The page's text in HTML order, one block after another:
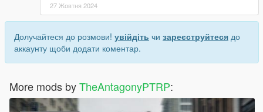
27 Жовтня 2024
Долучайтеся до розмови! увійдіть чи зареєструйтеся до
аккаунту щоби додати коментар.
More mods byTheAntagonyPTRP: